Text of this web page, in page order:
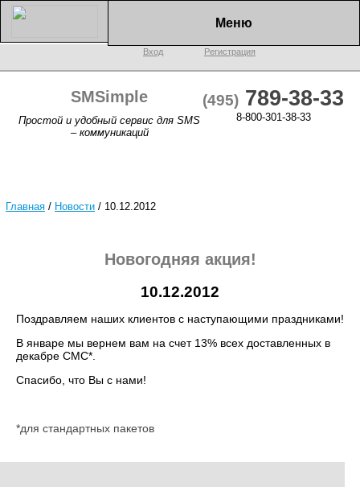
Вход Регистрация
SMSimple
Простой и удобный сервис для SMS
– коммуникаций
(495) 789-38-33
8-800-301-38-33
Меню
Главная / Новости / 10.12.2012
Новогодняя акция!
10.12.2012
Поздравляем наших клиентов с наступающими праздниками!
В январе мы вернем вам на счет 13% всех доставленных в
декабре СМС*.
Спасибо, что Вы с нами!
*для стандартных пакетов